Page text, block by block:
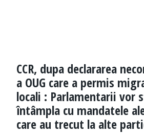
CCR, dupa declararea
a OUG care a permis
locali : Parlamentarii vor
întâmpla cu mandatele
care au trecut la alte